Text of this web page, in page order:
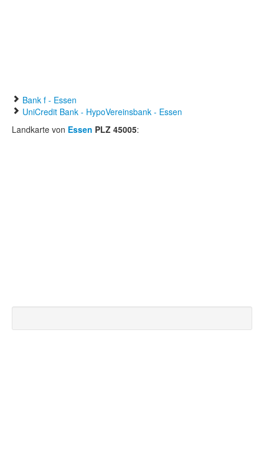
Bank f - Essen
UniCredit Bank - HypoVereinsbank - Essen
Landkarte von Essen PLZ 45005: